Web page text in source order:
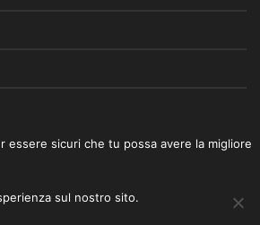
Andrea Jovele· Lifestyle
essere sicuri che tu possa avere la migliore
sul nostro sito.